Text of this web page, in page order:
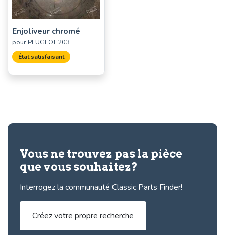
Enjoliveur chromé
pour PEUGEOT 203
État satisfaisant
Vous ne trouvez pas la pièce
que vous souhaitez?
Interrogez la communauté Classic Parts Finder!
Créez votre propre recherche